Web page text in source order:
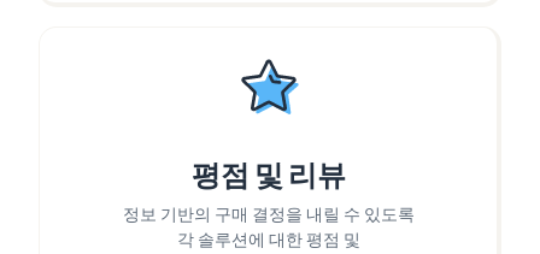
평점 및 리뷰
정보 기반의 구매 결정을 내릴 수 있도록
각 솔루션에 대한 평점 및